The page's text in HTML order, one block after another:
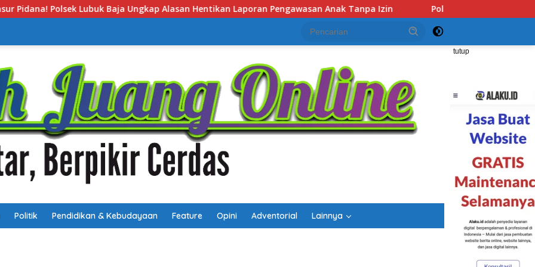
Hentikan Laporan Pengawasan Anak Tanpa Izin Polsek Lubuk Baja Amankan Dua Tersangka Beserta 74
tutup
Politik Pendidikan & Kebudayaan Feature Opini Adventorial Lainnya